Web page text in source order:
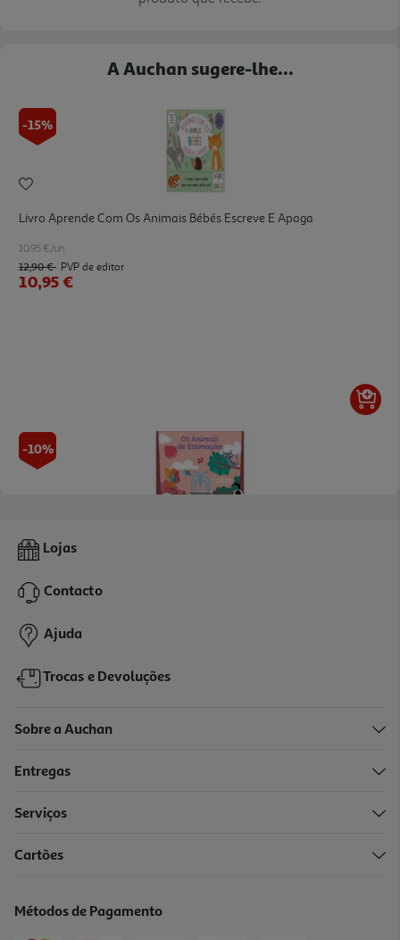
A Auchan sugere-lhe...
-15%
Livro Aprende Com Os Animais Bébés Escreve E Apaga
10.95 €/un
12,90 € PVP de editor
10,95 €
-10%
Livro Os Animais De Estimação De Christophe Boncens Amandine
N
12,90 € PVP de editor
11,61 €
-10%
7,99 € PVP de editor
Lojas
Contacto
Ajuda
Trocas e Devoluções
Sobre a Auchan
Entregas
Serviços
Cartões
Métodos de Pagamento